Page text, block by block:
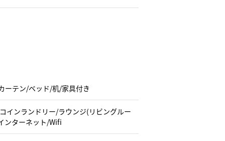
ーテン/ベッド/机/家具付き
インランドリー/ラウンジ(リビングルー
ンターネット/Wifi